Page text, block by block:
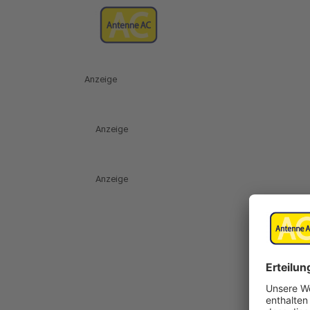
Anzeige
Anzeige
Anzeige